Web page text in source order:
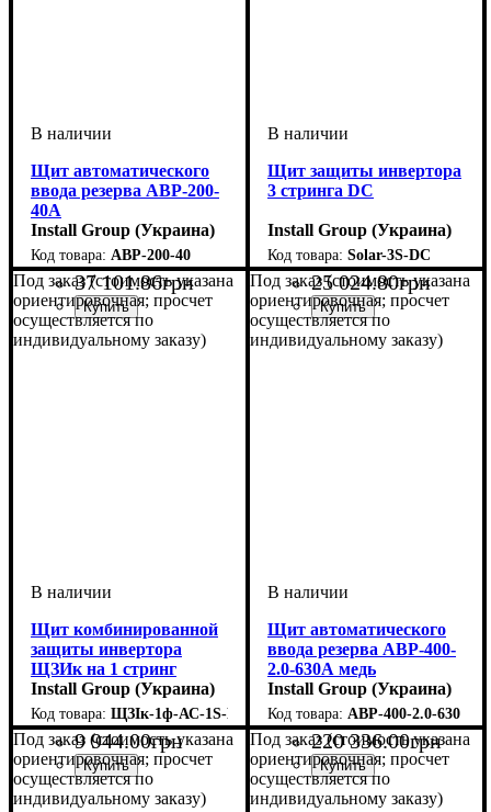
Щит автоматического
ввода резерва АВР-200-
40А
Install Group (Украина)
АВР-200-40
37 101.86грн
Щит защиты инвертора
3 стринга DC
Install Group (Украина)
Solar-3S-DC
25 024.80грн
Под заказ (стоимость указана
ориентировочная; просчет
осуществляется по
индивидуальному заказу)
Щит комбинированной
защиты инвертора
ЩЗИк на 1 стринг
DC+АС
Install Group (Украина)
ЩЗІк-1ф-АС-1S-DC
9 944.00грн
Под заказ (стоимость указана
ориентировочная; просчет
осуществляется по
индивидуальному заказу)
Щит автоматического
ввода резерва АВР-400-
2.0-630А медь
Install Group (Украина)
АВР-400-2.0-630
220 336.00грн
Под заказ (стоимость указана
ориентировочная; просчет
осуществляется по
индивидуальному заказу)
Под заказ (стоимость указана
ориентировочная; просчет
осуществляется по
индивидуальному заказу)